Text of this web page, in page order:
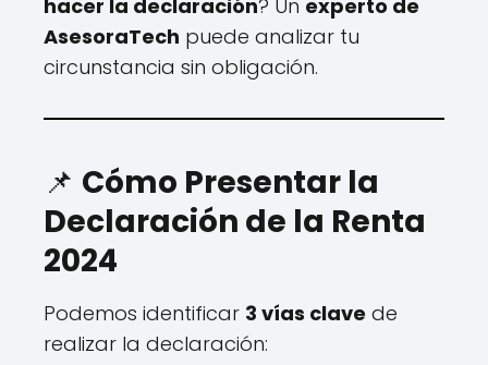
hacer la declaración? Un experto de
AsesoraTech puede analizar tu
circunstancia sin obligación.
📌 Cómo Presentar la
Declaración de la Renta
2024
Podemos identificar 3 vías clave de
realizar la declaración: